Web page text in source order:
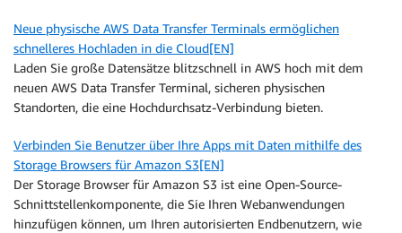
Neue physische AWS Data Transfer Terminals ermöglichen
schnelleres Hochladen in die Cloud[EN]
Laden Sie große Datensätze blitzschnell in AWS hoch mit dem
neuen AWS Data Transfer Terminal, sicheren physischen
Standorten, die eine Hochdurchsatz-Verbindung bieten.
Verbinden Sie Benutzer über Ihre Apps mit Daten mithilfe des
Storage Browsers für Amazon S3[EN]
Der Storage Browser für Amazon S3 ist eine Open-Source-
Schnittstellenkomponente, die Sie Ihren Webanwendungen
hinzufügen können, um Ihren autorisierten Endbenutzern, wie